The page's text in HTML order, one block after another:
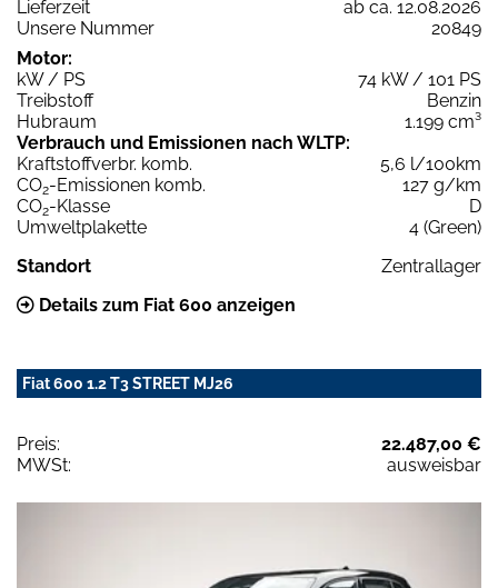
Lieferzeit
ab ca. 12.08.2026
Unsere Nummer
20849
Motor:
kW / PS
74 kW / 101 PS
Treibstoff
Benzin
Hubraum
1.199 cm³
Verbrauch und Emissionen nach WLTP:
Kraftstoffverbr. komb.
5,6 l/100km
CO2-Emissionen komb.
127 g/km
CO2-Klasse
D
Umweltplakette
4 (Green)
Standort
Zentrallager
Details zum Fiat 600 anzeigen
Fiat 600 1.2 T3 STREET MJ26
Preis:
22.487,00 €
MWSt:
ausweisbar